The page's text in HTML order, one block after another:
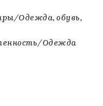
Одежда, обувь,
Одежда